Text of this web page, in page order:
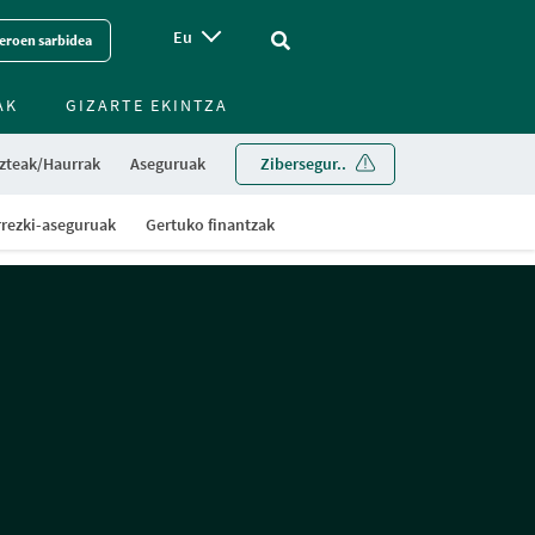
sarbidea Eu Vinculo - Buscar en la web
aseguruak Gertuko finantzak
Haurrak Aseguruak Zibersegur..
GIZARTE EKINTZA